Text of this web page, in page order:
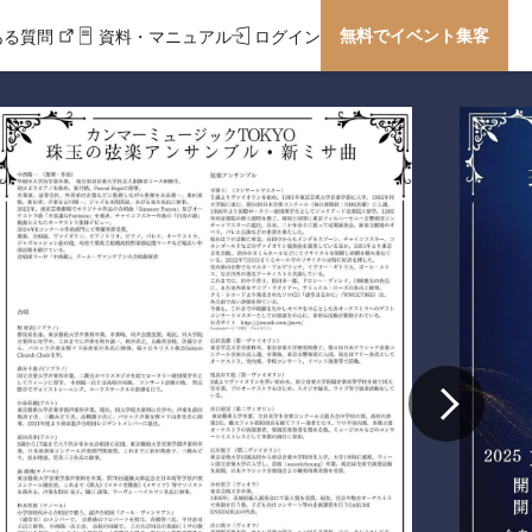
質問 資料・マニュアル ログイン 無料でイベント集客